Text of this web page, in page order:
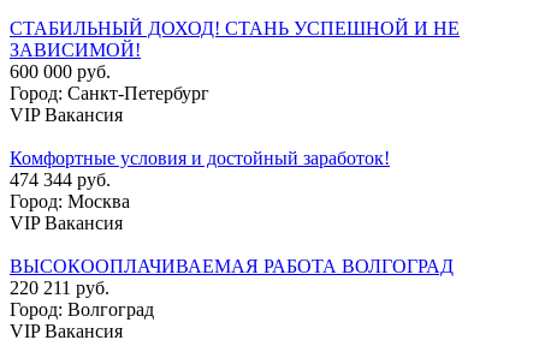
СТАБИЛЬНЫЙ ДОХОД! СТАНЬ УСПЕШНОЙ И НЕ
ЗАВИСИМОЙ!
600 000 руб.
Город: Санкт-Петербург
VIP Вакансия
Комфортные условия и достойный заработок!
474 344 руб.
Город: Москва
VIP Вакансия
ВЫСОКООПЛАЧИВАЕМАЯ РАБОТА ВОЛГОГРАД
220 211 руб.
Город: Волгоград
VIP Вакансия